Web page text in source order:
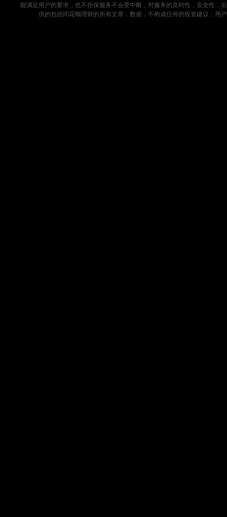
能满足用户的要求，也不担保服务不会受中断，对服务的及时性，安全性，
供的包括同花顺理财的所有文章，数据，不构成任何的投资建议，用